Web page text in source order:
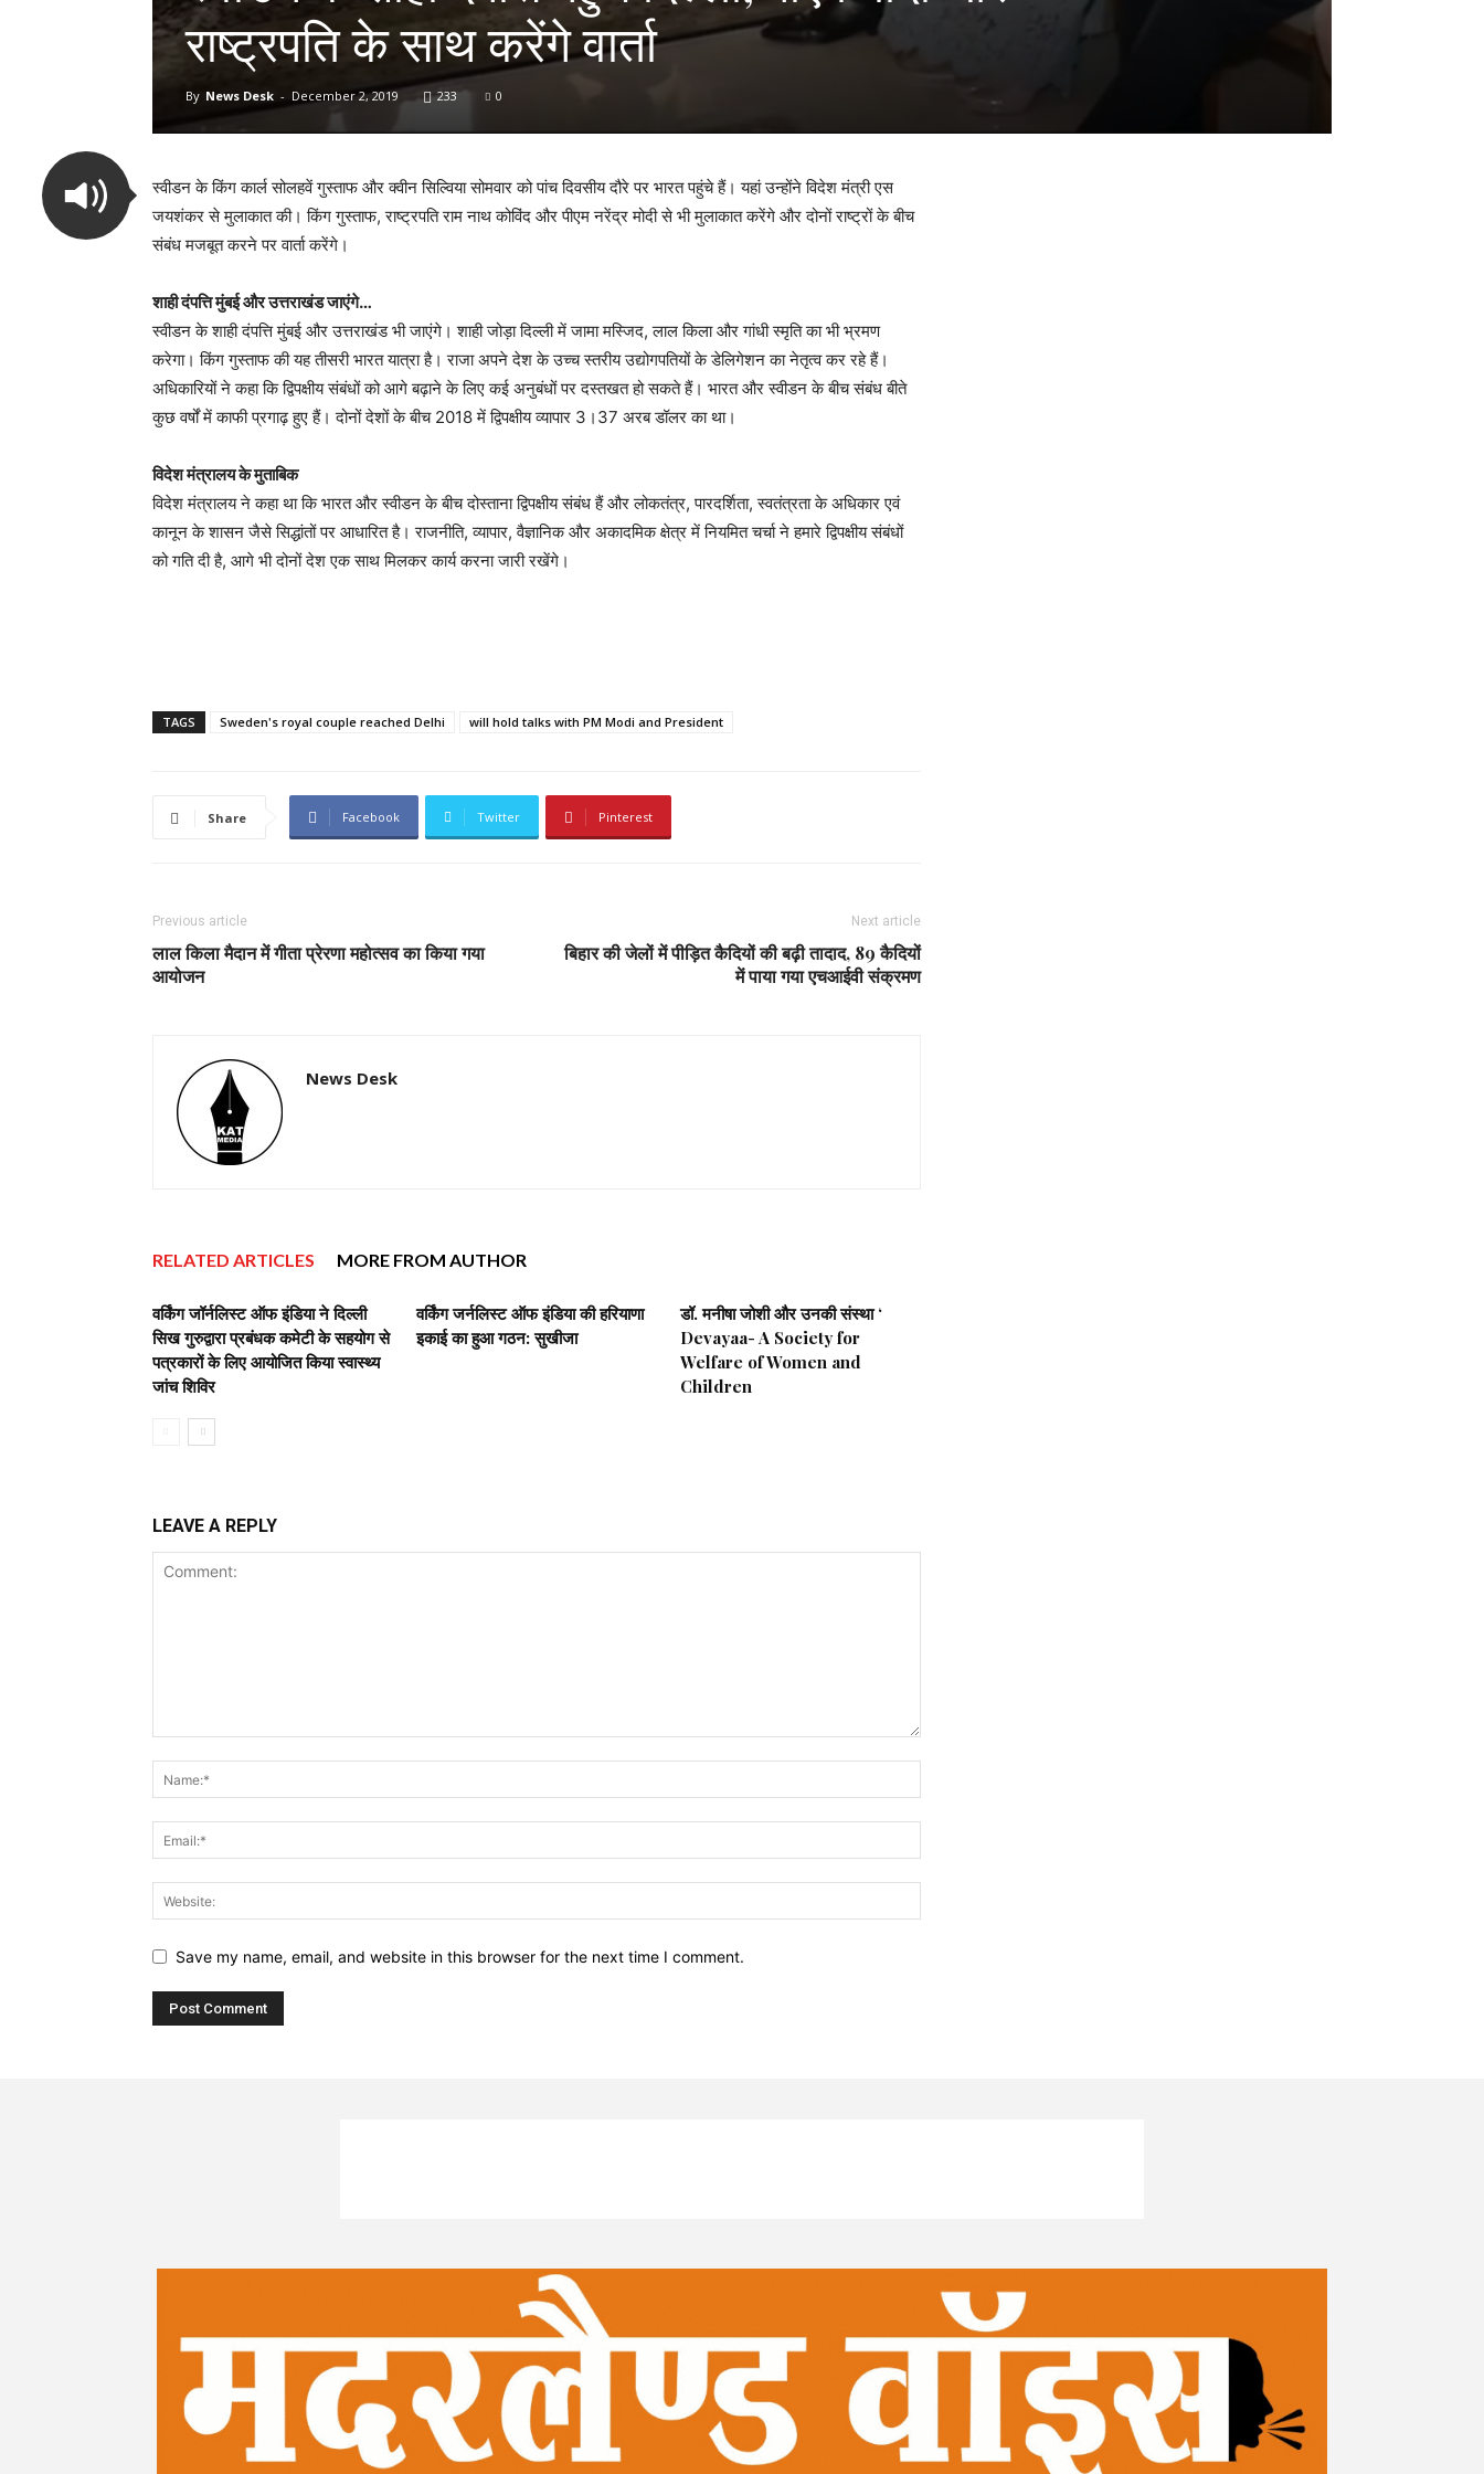
राष्ट्रपति के साथ करेंगे वार्ता
By News Desk - December 2, 2019 233 0
स्वीडन के किंग कार्ल सोलहवें गुस्ताफ और क्वीन सिल्विया सोमवार को पांच दिवसीय दौरे पर भारत पहुंचे हैं। यहां उन्होंने विदेश मंत्री एस
जयशंकर से मुलाकात की। किंग गुस्ताफ, राष्ट्रपति राम नाथ कोविंद और पीएम नरेंद्र मोदी से भी मुलाकात करेंगे और दोनों राष्ट्रों के बीच
संबंध मजबूत करने पर वार्ता करेंगे।
शाही दंपत्ति मुंबई और उत्तराखंड जाएंगे…
स्वीडन के शाही दंपत्ति मुंबई और उत्तराखंड भी जाएंगे। शाही जोड़ा दिल्ली में जामा मस्जिद, लाल किला और गांधी स्मृति का भी भ्रमण
करेगा। किंग गुस्ताफ की यह तीसरी भारत यात्रा है। राजा अपने देश के उच्च स्तरीय उद्योगपतियों के डेलिगेशन का नेतृत्व कर रहे हैं।
अधिकारियों ने कहा कि द्विपक्षीय संबंधों को आगे बढ़ाने के लिए कई अनुबंधों पर दस्तखत हो सकते हैं। भारत और स्वीडन के बीच संबंध बीते
कुछ वर्षों में काफी प्रगाढ़ हुए हैं। दोनों देशों के बीच 2018 में द्विपक्षीय व्यापार 3।37 अरब डॉलर का था।
विदेश मंत्रालय के मुताबिक
विदेश मंत्रालय ने कहा था कि भारत और स्वीडन के बीच दोस्ताना द्विपक्षीय संबंध हैं और लोकतंत्र, पारदर्शिता, स्वतंत्रता के अधिकार एवं
कानून के शासन जैसे सिद्धांतों पर आधारित है। राजनीति, व्यापार, वैज्ञानिक और अकादमिक क्षेत्र में नियमित चर्चा ने हमारे द्विपक्षीय संबंधों
को गति दी है, आगे भी दोनों देश एक साथ मिलकर कार्य करना जारी रखेंगे।
TAGS Sweden's royal couple reached Delhi will hold talks with PM Modi and President
Share Facebook Twitter Pinterest
Previous article
लाल किला मैदान में गीता प्रेरणा महोत्सव का किया गया
आयोजन
Next article
बिहार की जेलों में पीड़ित कैदियों की बढ़ी तादाद, 89 कैदियों
में पाया गया एचआईवी संक्रमण
News Desk
RELATED ARTICLES MORE FROM AUTHOR
वर्किंग जॉर्नलिस्ट ऑफ इंडिया ने दिल्ली
सिख गुरुद्वारा प्रबंधक कमेटी के सहयोग से
पत्रकारों के लिए आयोजित किया स्वास्थ्य
जांच शिविर
वर्किंग जर्नलिस्ट ऑफ इंडिया की हरियाणा
इकाई का हुआ गठन: सुखीजा
डॉ. मनीषा जोशी और उनकी संस्था ‘
Devayaa- A Society for
Welfare of Women and
Children
LEAVE A REPLY
Save my name, email, and website in this browser for the next time I comment.